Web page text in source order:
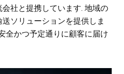
社と提携しています. 地域の
ソリューションを提供しま
全かつ予定通りに顧客に届け